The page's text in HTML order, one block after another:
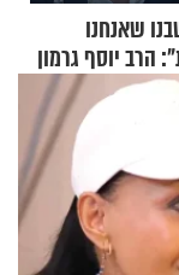
שאנחנו
הרב יוסף גרמון